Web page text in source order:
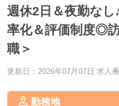
週休2日＆夜勤なし
率化＆評価制度◎
職＞
更新日：2026年07月07日 求人
勤務地